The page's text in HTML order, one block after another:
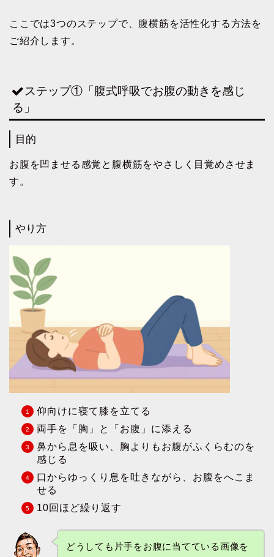
ここでは3つのステップで、腹横筋を活性化する方法を
ご紹介します。
ステップ①「腹式呼吸でお腹の動きを感じ
る」
目的
お腹を凹ませる感覚と腹横筋をやさしく目覚めさせま
す。
やり方
仰向けに寝て膝を立てる
両手を「胸」と「お腹」に添える
鼻から息を吸い、胸よりもお腹がふくらむのを
感じる
口からゆっくり息を吐きながら、お腹をへこま
せる
10回ほど繰り返す
どうしても片手をお腹に当てている画像を